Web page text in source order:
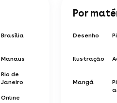
Brasília
Manaus
Rio de
Janeiro
Online
Por
Desenho
Ilustração
Mangá